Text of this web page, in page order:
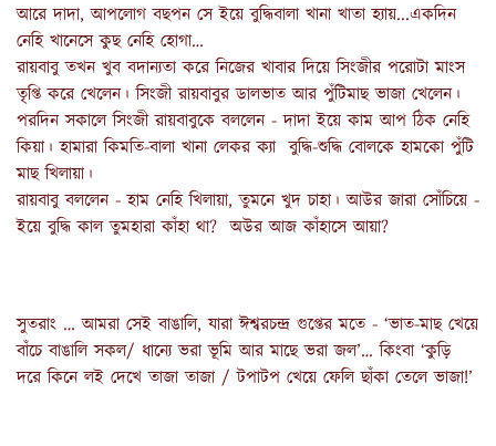
আরে দাদা, আপলোগ বছপন সে ইয়ে বুদ্ধিবালা খানা খাতা হ্যায়...একদিন
নেহি খানেসে কুছ নেহি হোগা…
রায়বাবু তখন খুব বদান্যতা করে নিজের খাবার দিয়ে সিংজীর পরোটা মাংস
তৃপ্তি করে খেলেন। সিংজী রায়বাবুর ডালভাত আর পুঁটিমাছ ভাজা খেলেন।
পরদিন সকালে সিংজী রায়বাবুকে বললেন - দাদা ইয়ে কাম আপ ঠিক নেহি
কিয়া। হামারা কিমতি-বালা খানা লেকর ক্যা বুদ্ধি-শুদ্ধি বোলকে হামকো পুঁটি
মাছ খিলায়া।
রায়বাবু বললেন - হাম নেহি খিলায়া, তুমনে খুদ চাহা। আউর জারা সোঁচিয়ে -
ইয়ে বুদ্ধি কাল তুমহারা কাঁহা থা? অউর আজ কাঁহাসে আয়া?
সুতরাং … আমরা সেই বাঙালি, যারা ঈশ্বরচন্দ্র গুপ্তের মতে - ‘ভাত-মাছ খেয়ে
বাঁচে বাঙালি সকল/ ধান্যে ভরা ভূমি আর মাছে ভরা জল’… কিংবা ‘কুড়ি
দরে কিনে লই দেখে তাজা তাজা / টপাটপ খেয়ে ফেলি ছাঁকা তেলে ভাজা!’